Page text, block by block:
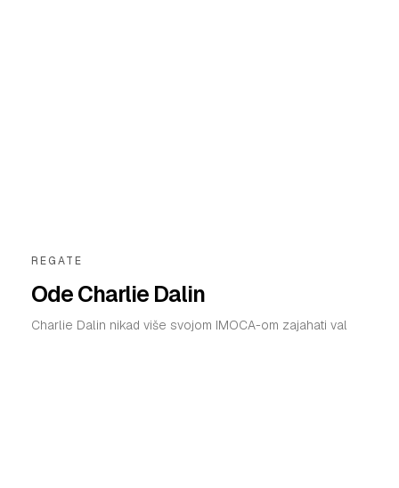
REGATE
Ode Charlie Dalin
Charlie Dalin nikad više svojom IMOCA-om zajahati val